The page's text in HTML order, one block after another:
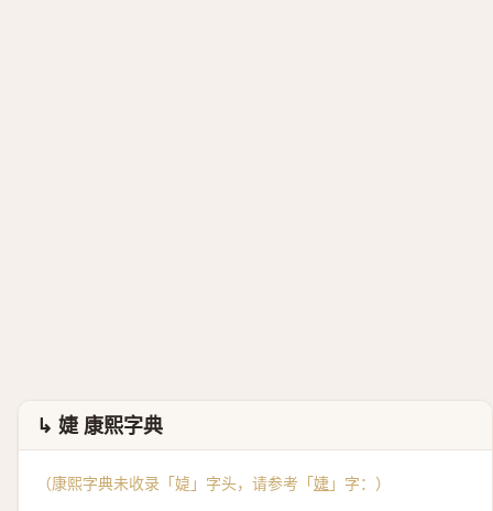
↳ 婕 康熙字典
（康熙字典未收录「媫」字头，请参考「婕 」字：）